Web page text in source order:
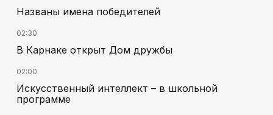
Названы имена победителей
02:30
В Карнаке открыт Дом дружбы
02:00
Искусственный интеллект – в школьной
программе